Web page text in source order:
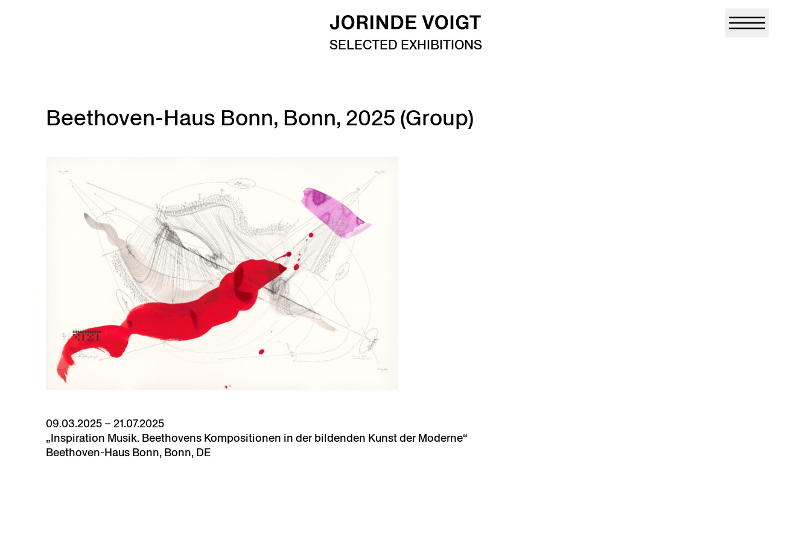
SELECTED EXHIBITIONS
Beethoven-Haus Bonn, Bonn, 2025 (Group)
09.03.2025 – 21.07.2025
„Inspiration Musik. Beethovens Kompositionen in der bildenden Kunst der Moderne“
Beethoven-Haus Bonn, Bonn, DE